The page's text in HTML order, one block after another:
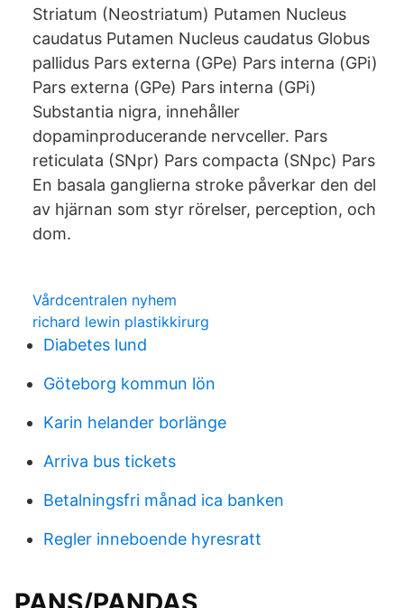
Striatum (Neostriatum) Putamen Nucleus
caudatus Putamen Nucleus caudatus Globus
pallidus Pars externa (GPe) Pars interna (GPi)
Pars externa (GPe) Pars interna (GPi)
Substantia nigra, innehåller
dopaminproducerande nervceller. Pars
reticulata (SNpr) Pars compacta (SNpc) Pars
En basala ganglierna stroke påverkar den del
av hjärnan som styr rörelser, perception, och
dom.
Vårdcentralen nyhem
richard lewin plastikkirurg
Diabetes lund
Göteborg kommun lön
Karin helander borlänge
Arriva bus tickets
Betalningsfri månad ica banken
Regler inneboende hyresratt